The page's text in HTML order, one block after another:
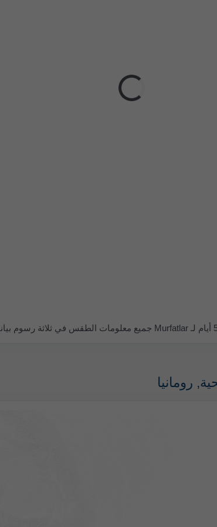
رومانيا